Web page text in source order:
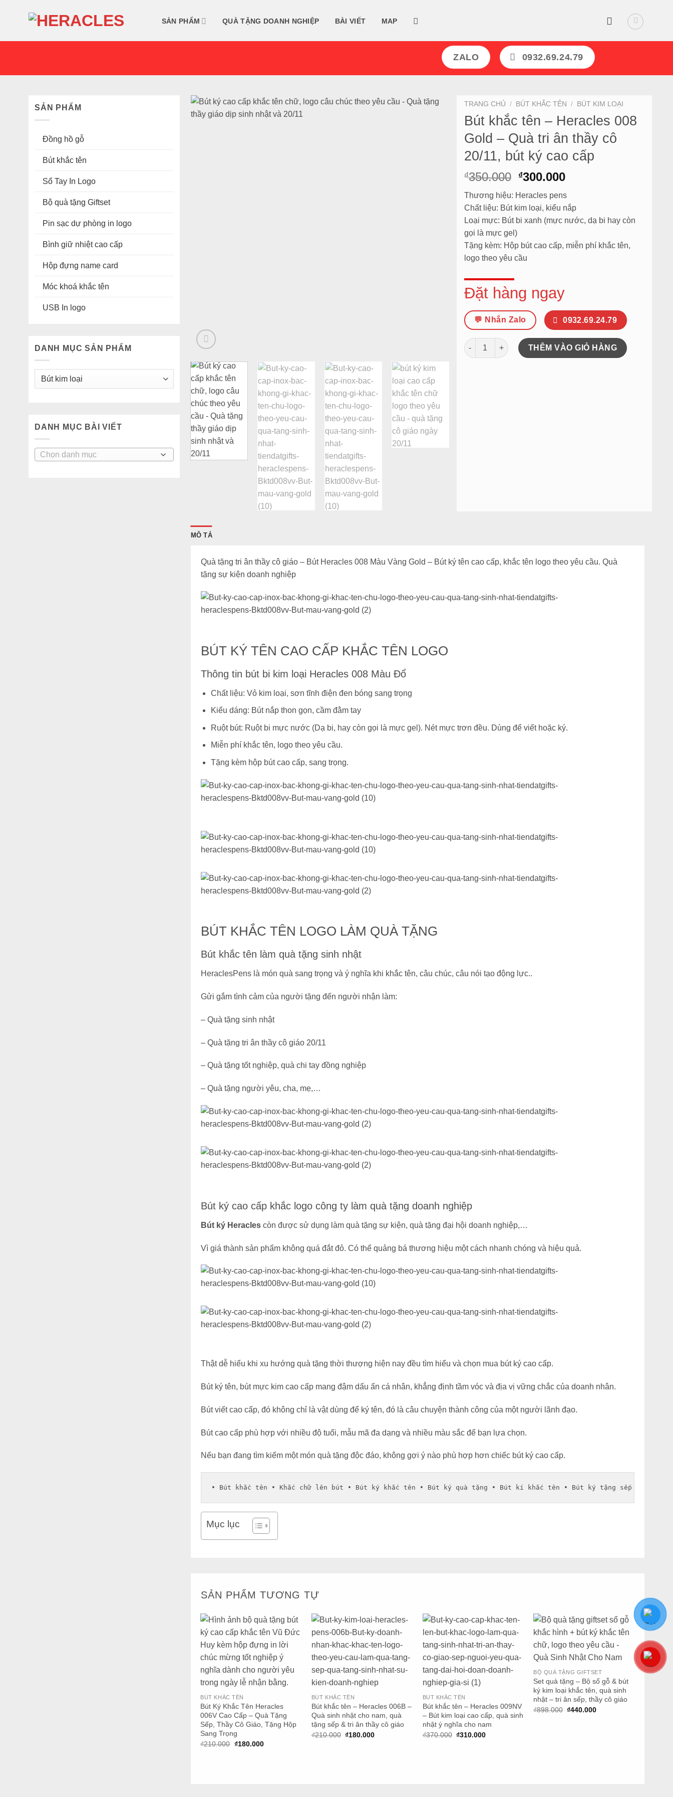
SẢN PHẨM QUÀ TẶNG DOANH NGHIỆP BÀI VIẾT MAP
ZALO 0932.69.24.79
SẢN PHẨM
Đồng hồ gỗ
Bút khắc tên
Sổ Tay In Logo
Bộ quà tặng Giftset
Pin sạc dự phòng in logo
Bình giữ nhiệt cao cấp
Hộp đựng name card
Móc khoá khắc tên
USB In logo
DANH MỤC SẢN PHẨM
DANH MỤC BÀI VIẾT
DANH
TRANG CHỦ / BÚT KHẮC TÊN / BÚT KIM LOẠI
Bút khắc tên – Heracles 008
Gold – Quà tri ân thầy cô
20/11, bút ký cao cấp
₫350.000 Giá
là:
₫350.000.
₫300.000Giá
tại
là:
₫300.000.
Thương hiệu: Heracles pens
Chất liệu: Bút kim loại, kiểu nắp
Loại mực: Bút bi xanh (mực nước, dạ bi hay còn
gọi là mực gel)
Tặng kèm: Hộp bút cao cấp, miễn phí khắc tên,
logo theo yêu cầu
Đặt hàng ngay
💬 Nhắn Zalo 0932.69.24.79
Bút khắc tên – Heracles 008 Gold – Quà tri ân thầy cô 20/
THÊM VÀO GIỎ HÀNG
MÔ TẢ
Quà tặng tri ân thầy cô giáo – Bút Heracles 008 Màu Vàng Gold – Bút ký tên cao cấp, khắc tên logo theo yêu cầu. Quà
tặng sự kiện doanh nghiệp
BÚT KÝ TÊN CAO CẤP KHẮC TÊN LOGO
Thông tin bút bi kim loại Heracles 008 Màu Đổ
Chất liệu: Vỏ kim loại, sơn tĩnh điện đen bóng sang trọng
Kiểu dáng: Bút nắp thon gọn, cầm đằm tay
Ruột bút: Ruột bi mực nước (Dạ bi, hay còn gọi là mực gel). Nét mực trơn đều. Dùng để viết hoặc ký.
Miễn phí khắc tên, logo theo yêu cầu.
Tặng kèm hộp bút cao cấp, sang trọng.
BÚT KHẮC TÊN LOGO LÀM QUÀ TẶNG
Bút khắc tên làm quà tặng sinh nhật
HeraclesPens là món quà sang trọng và ý nghĩa khi khắc tên, câu chúc, câu nói tạo động lực..
Gửi gắm tình cảm của người tặng đến người nhận làm:
– Quà tặng sinh nhật
– Quà tặng tri ân thầy cô giáo 20/11
– Quà tặng tốt nghiệp, quà chi tay đồng nghiệp
– Quà tặng người yêu, cha, mẹ,…
Bút ký cao cấp khắc logo công ty làm quà tặng doanh nghiệp
Bút ký Heraclescòn được sử dụng làm quà tặng sự kiện, quà tặng đại hội doanh nghiệp,…
Vì giá thành sản phẩm không quá đắt đỏ. Có thể quảng bá thương hiệu một cách nhanh chóng và hiệu quả.
Thật dễ hiểu khi xu hướng quà tặng thời thượng hiện nay đều tìm hiểu và chọn mua bút ký cao cấp.
Bút ký tên, bút mực kim cao cấp mang đậm dấu ấn cá nhân, khẳng định tầm vóc và địa vị vững chắc của doanh nhân.
Bút viết cao cấp, đó không chỉ là vật dùng để ký tên, đó là câu chuyện thành công của một người lãnh đạo.
Bút cao cấp phù hợp với nhiều độ tuổi, mẫu mã đa dạng và nhiều màu sắc để bạn lựa chọn.
Nếu bạn đang tìm kiếm một món quà tặng độc đáo, không gợi ý nào phù hợp hơn chiếc bút ký cao cấp.
• Bút khắc tên • Khắc chữ lên bút • Bút ký khắc tên • Bút ký quà tặng • Bút kí khắc tên • Bút ký tặng sếp
Mục lục
SẢN PHẨM TƯƠNG TỰ
BÚT KHẮC TÊN
Bút Ký Khắc Tên Heracles
006V Cao Cấp – Quà Tặng
Sếp, Thầy Cô Giáo, Tặng Hộp
Sang Trọng
₫210.000 Giá
₫180.000Giá
BÚT KHẮC TÊN
Bút khắc tên – Heracles 006B –
Quà sinh nhật cho nam, quà
tặng sếp & tri ân thầy cô giáo
₫210.000 Giá
₫180.000Giá
+
BÚT KHẮC TÊN
Bút khắc tên – Heracles 009NV
– Bút kim loại cao cấp, quà sinh
nhật ý nghĩa cho nam
₫370.000 Giá
₫310.000Giá
+
BỘ QUÀ TẶNG GIFTSET
Set quà tặng – Bộ sổ gỗ & bút
ký kim loại khắc tên, quà sinh
nhật – tri ân sếp, thầy cô giáo
₫898.000 Giá
₫440.000Giá